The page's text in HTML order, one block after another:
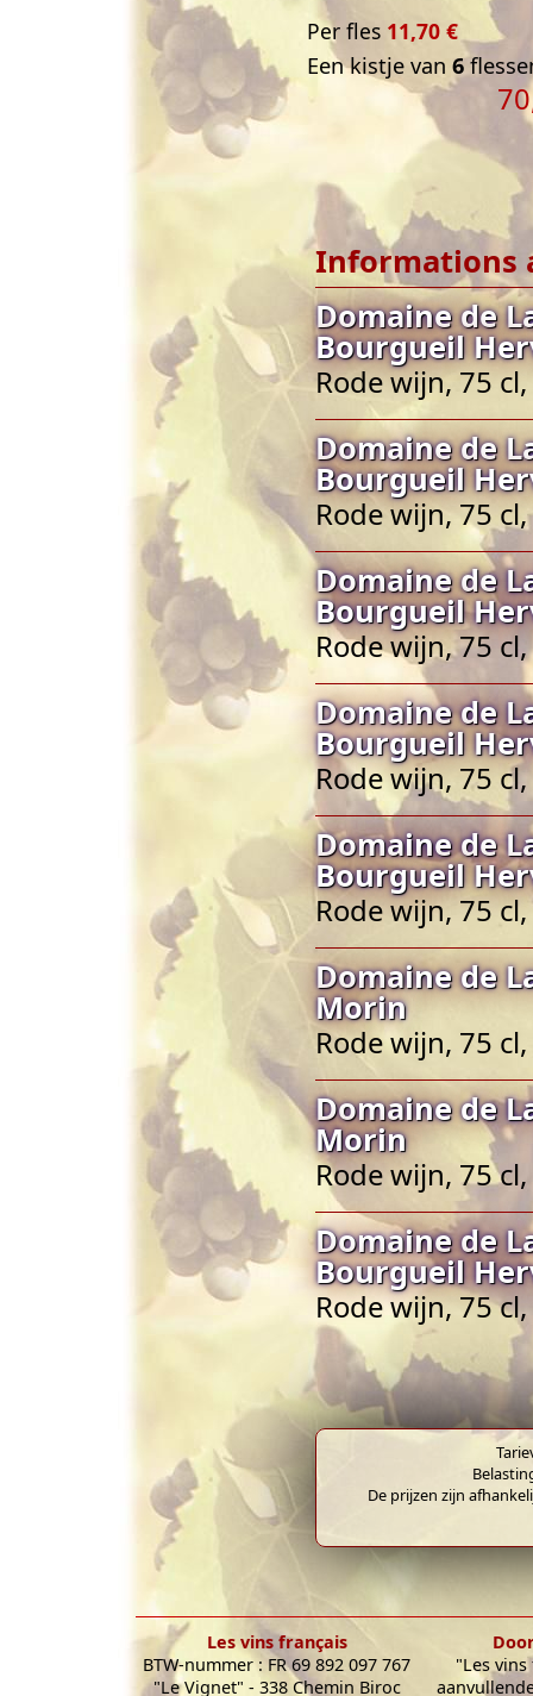
Per fles 11,70 €
Een kistje van 6
Informations
Domaine de
Bourgueil
Rode wijn, 75
Domaine de
Bourgueil
Rode wijn, 75
Domaine de
Bourgueil
Rode wijn, 75
Domaine de
Bourgueil
Rode wijn, 75
Domaine de
Bourgueil
Rode wijn, 75
Domaine de
Morin
Rode wijn, 75
Domaine de
Morin
Rode wijn, 75
Domaine de
Bourgueil
Rode wijn, 75
De prijzen zijn
Les vins français
BTW-nummer : FR 69 892 097 767
"Le Vignet" - 338 Chemin Biroc
"Les